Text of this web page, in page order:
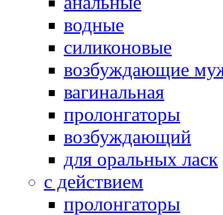
водные
силиконовые
возбуждающие
вагинальная
пролонгаторы
возбуждающий
для оральных ласк
с действием
пролонгаторы